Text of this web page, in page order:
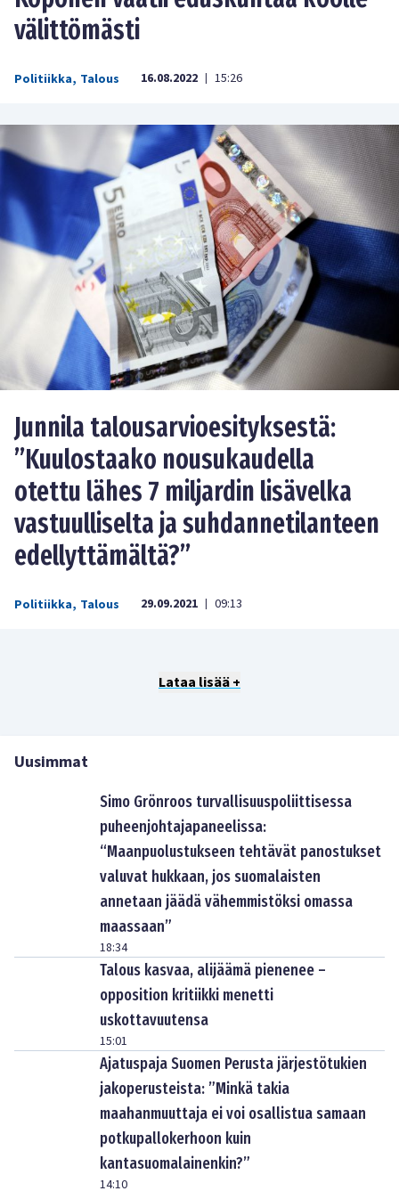
välittömästi
Politiikka, Talous 16.08.2022 | 15:26
Junnila talousarvioesityksestä:
”Kuulostaako nousukaudella
otettu lähes 7 miljardin lisävelka
vastuulliselta ja suhdannetilanteen
edellyttämältä?”
Politiikka, Talous 29.09.2021 | 09:13
Lataa lisää +
Uusimmat
Simo Grönroos turvallisuuspoliittisessa
puheenjohtajapaneelissa:
“Maanpuolustukseen tehtävät panostukset
valuvat hukkaan, jos suomalaisten
annetaan jäädä vähemmistöksi omassa
maassaan”
18:34
Talous kasvaa, alijäämä pienenee –
opposition kritiikki menetti
uskottavuutensa
15:01
Ajatuspaja Suomen Perusta järjestötukien
jakoperusteista: ”Minkä takia
maahanmuuttaja ei voi osallistua samaan
potkupallokerhoon kuin
kantasuomalainenkin?”
14:10